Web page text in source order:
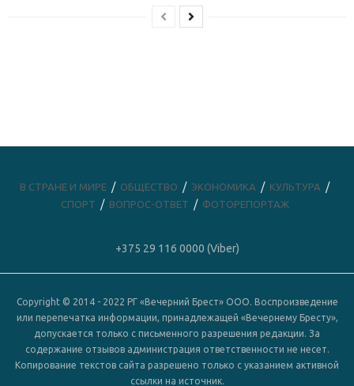
В СТРАНЕ И МИРЕ ОБЩЕСТВО ЭКОНОМИКА
КУЛЬТУРА
СПОРТ
ВОПРОС-ОТВЕТ ФОТОРЕПОРТАЖ
+375 29 116 0000 (Viber)
Copyright © 2014 - 2022 РГ «Вечерний Брест» ООО. Воспроизведение
или перепечатка информации, принадлежащей «Вечернему Бресту»,
допускается только с письменного разрешения редакции. За
содержание отзывов администрация ответственности не несет.
Копирование текстов сайта разрешено только с указанием активной
ссылки на источник.